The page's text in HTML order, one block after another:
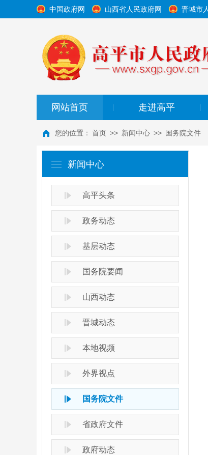
中国政府网 山西省人民政府网 晋城市
网站首页 走进高平
您的位置： 首页 >> 新闻中心 >> 国务院文件
新闻中心
高平头条
政务动态
基层动态
国务院要闻
山西动态
晋城动态
本地视频
外界视点
国务院文件
省政府文件
政府动态